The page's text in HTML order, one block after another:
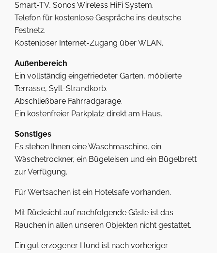
Smart-TV, Sonos Wireless HiFi System.
Telefon für kostenlose Gespräche ins deutsche
Festnetz.
Kostenloser Internet-Zugang über WLAN.
Außenbereich
Ein vollständig eingefriedeter Garten, möblierte
Terrasse, Sylt-Strandkorb.
Abschließbare Fahrradgarage.
Ein kostenfreier Parkplatz direkt am Haus.
Sonstiges
Es stehen Ihnen eine Waschmaschine, ein
Wäschetrockner, ein Bügeleisen und ein Bügelbrett
zur Verfügung.
Für Wertsachen ist ein Hotelsafe vorhanden.
Mit Rücksicht auf nachfolgende Gäste ist das
Rauchen in allen unseren Objekten nicht gestattet.
Ein gut erzogener Hund ist nach vorheriger